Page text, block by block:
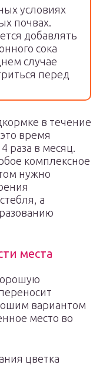
условиях
почвах.
добавлять
сока
случае
перед
в течение
время
раза в месяц.
комплексное
нужно
а
места
вариантом
место во
цветка